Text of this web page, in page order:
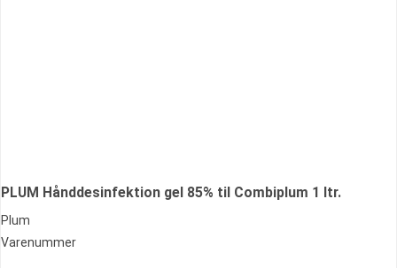
PLUM Hånddesinfektion gel 85% til Combiplum 1 ltr.
Plum
Varenummer